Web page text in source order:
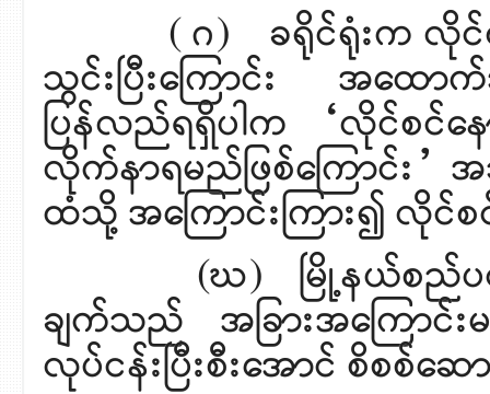
( ဂ) ခရိုင်ရုံးက လိုင်စင်နှု
သွင်းပြီးကြောင်း အထေ
ပြန်လည်ရရှိပါက “လိုင်စင်နေ
လိုက်နာရမည်ဖြစ်ကြောင်း”
ထံသို့ အကြောင်းကြား၍ လိုင်
(ဃ) မြို့နယ်စည်ပင်သ
ချက်သည် အခြားအကြော
လုပ်ငန်းပြီးစီးအောင် စိစစ်ဆ